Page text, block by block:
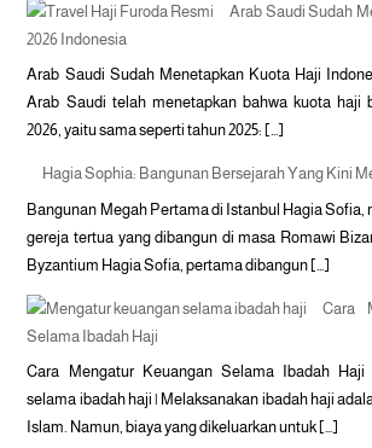
Arab Saudi Sudah
2026 Indonesia
Arab Saudi Sudah Menetapkan Kuota Haji
Arab Saudi telah menetapkan bahwa kuota haji
2026, yaitu sama seperti tahun 2025: […]
Hagia Sophia: Bangunan Bersejarah Yang Kini
Bangunan Megah Pertama di Istanbul Hagia Sofia,
gereja tertua yang dibangun di masa Romawi
Byzantium Hagia Sofia, pertama dibangun […]
Cara
Selama Ibadah Haji
Cara Mengatur Keuangan Selama Ibadah Haji
selama ibadah haji | Melaksanakan ibadah haji
Islam. Namun, biaya yang dikeluarkan untuk […]